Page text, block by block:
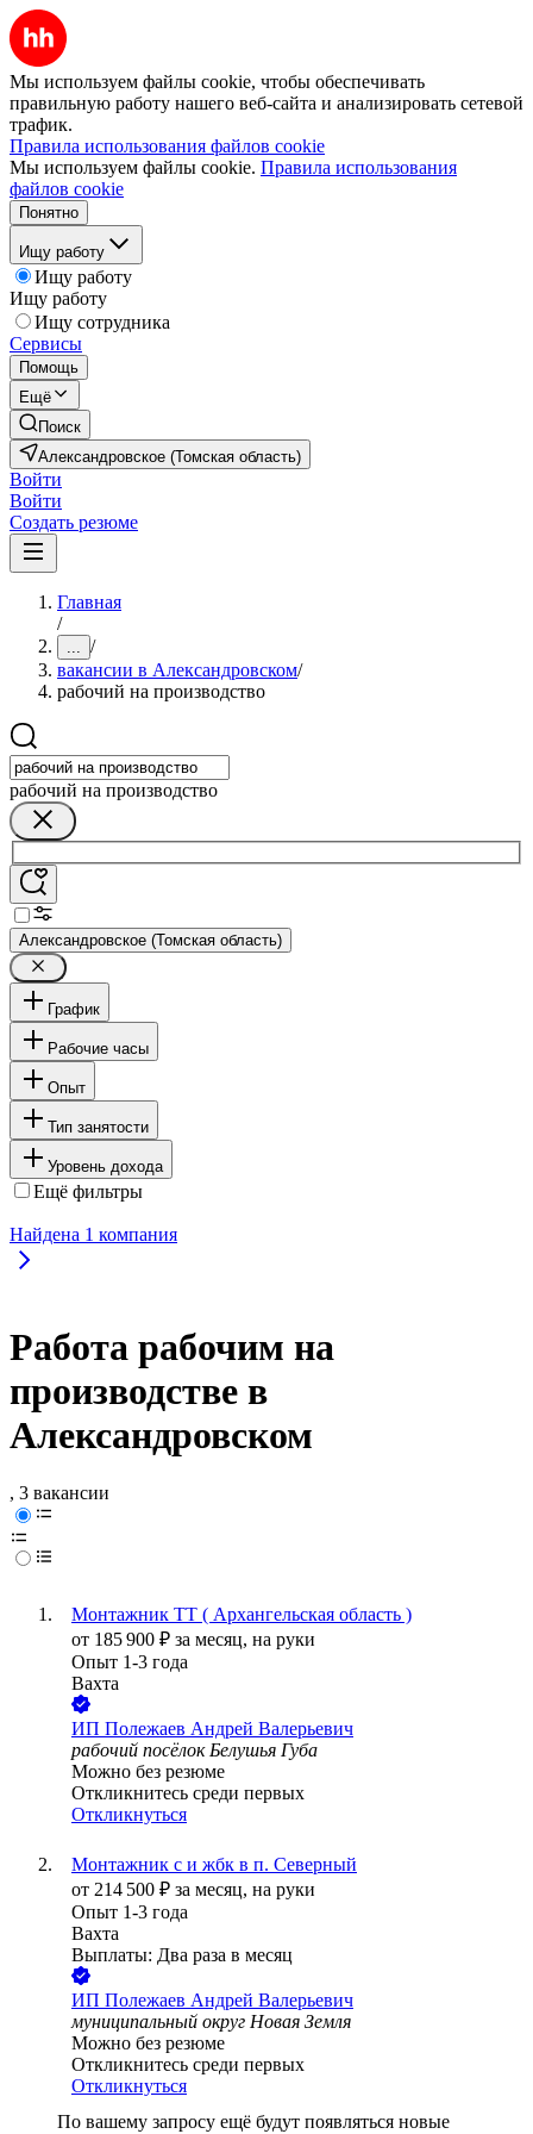
Мы используем файлы cookie, чтобы обеспечивать
правильную работу нашего веб-сайта и анализировать сетевой
трафик.
Правила использования файлов cookie
Мы используем файлы cookie. Правила использования
файлов cookie
Понятно
Ищу работу
Ищу работу
Ищу работу
Ищу сотрудника
Сервисы
Помощь
Ещё
Поиск
Александровское (Томская область)
Войти
Войти
Создать резюме
Главная
/
... /
вакансии в Александровском/
рабочий на производство
рабочий на производство
Александровское (Томская область)
График
Рабочие часы
Опыт
Тип занятости
Уровень дохода
Ещё фильтры
Найдена 1 компания
Работа рабочим на
производстве в
Александровском
, 3 вакансии
Монтажник ТТ ( Архангельская область )
от 185 900 ₽ за месяц, на руки
Опыт 1-3 года
Вахта
ИП Полежаев Андрей Валерьевич
рабочий посёлок Белушья Губа
Можно без резюме
Откликнитесь среди первых
Откликнуться
Монтажник с и жбк в п. Северный
от 214 500 ₽ за месяц, на руки
Опыт 1-3 года
Вахта
Выплаты: Два раза в месяц
ИП Полежаев Андрей Валерьевич
муниципальный округ Новая Земля
Можно без резюме
Откликнитесь среди первых
Откликнуться
По вашему запросу ещё будут появляться новые